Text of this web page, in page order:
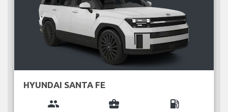
HYUNDAI SANTA FE
group business_center local_gas_station